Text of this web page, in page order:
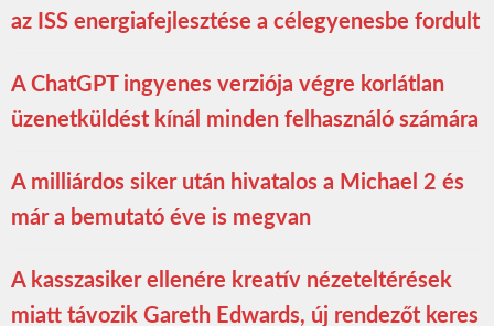
az ISS energiafejlesztése a célegyenesbe fordult
A ChatGPT ingyenes verziója végre korlátlan
üzenetküldést kínál minden felhasználó számára
A milliárdos siker után hivatalos a Michael 2 és
már a bemutató éve is megvan
A kasszasiker ellenére kreatív nézeteltérések
miatt távozik Gareth Edwards, új rendezőt keres